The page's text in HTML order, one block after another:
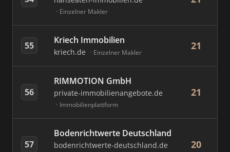
Einzelner Makler
55 Kriech Immobilien
kriech.de Einzelner Makler
21
56
RIMMOTION GmbH
private-immobilienangebote.de
Immobilienplattform
21
57
Bodenrichtwerte Deutschland
bodenrichtwerte-deutschland.de 20